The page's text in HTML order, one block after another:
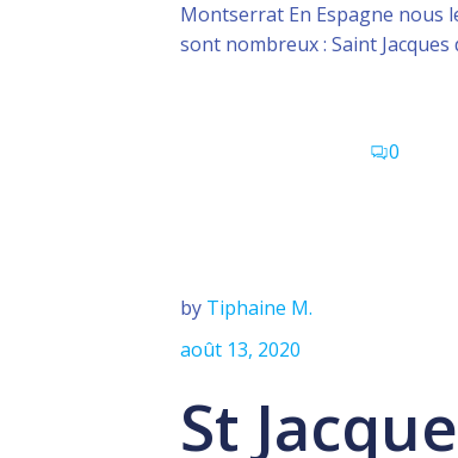
Montserrat En Espagne nous
sont nombreux : Saint
0
by Tiphaine M.
août 13, 2020
St